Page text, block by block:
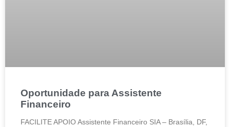
Oportunidade para Assistente
Financeiro
FACILITE APOIO Assistente Financeiro SIA – Brasília, DF,